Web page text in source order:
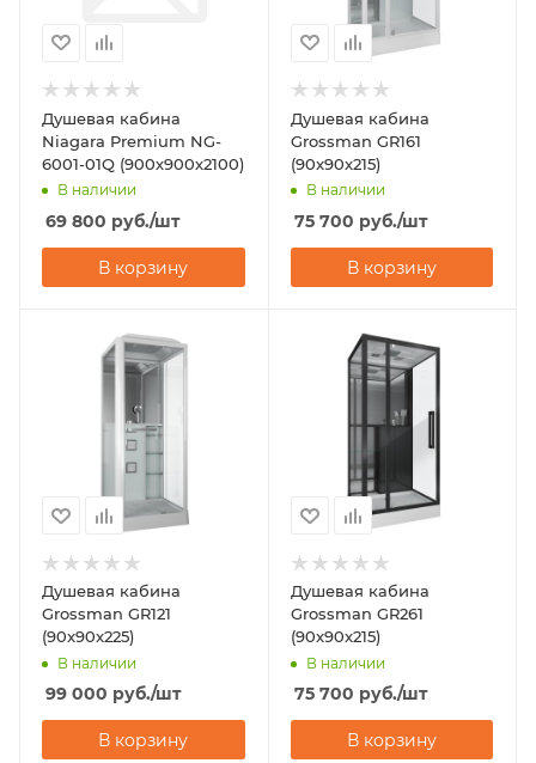
Душевая кабина
Niagara Premium NG-
6001-01Q (900х900х2100)
В наличии
69 800 руб./шт
В корзину
Душевая кабина
Grossman GR161
(90x90x215)
В наличии
75 700 руб./шт
В корзину
Душевая кабина
Grossman GR121
(90x90x225)
В наличии
99 000 руб./шт
В корзину
Душевая кабина
Grossman GR261
(90x90x215)
В наличии
75 700 руб./шт
В корзину